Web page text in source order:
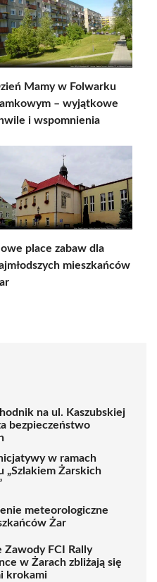
Mamy w Folwarku
– wyjątkowe
i wspomnienia
place zabaw dla
mieszkańców
na ul. Kaszubskiej
bezpieczeństwo
w ramach
„Szlakiem Żarskich
meteorologiczne
Żar
Zawody FCI Rally
w Żarach zbliżają się
krokami